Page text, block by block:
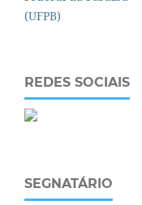
REDES SOCIAIS
SEGNATÁRIO